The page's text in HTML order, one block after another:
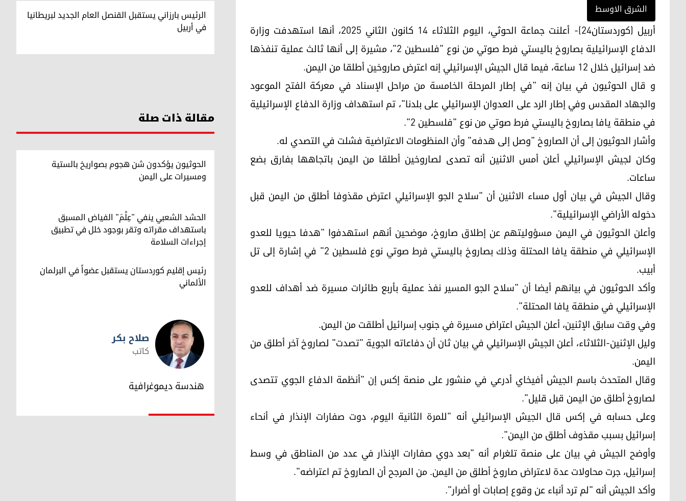
الشرق الاوسط
أربيل (كوردستان24)- أعلنت جماعة الحوثي، اليوم الثلاثاء 14 كانون الثاني 2025، أنها استهدفت وزارة
الدفاع الإسرائيلية بصاروخ باليستي فرط صوتي من نوع "فلسطين 2"، مشيرة إلى أنها ثالث عملية تنفذها
ضد إسرائيل خلال 12 ساعة، فيما قال الجيش الإسرائيلي إنه اعترض صاروخين أطلقا من اليمن.
و قال الحوثيون في بيان إنه "في إطار المرحلة الخامسة من مراحل الإسناد في معركة الفتح الموعود
والجهاد المقدس وفي إطار الرد على العدوان الإسرائيلي على بلدنا"، تم استهداف وزارة الدفاع الإسرائيلية
في منطقة يافا بصاروخ باليستي فرط صوتي من نوع "فلسطين 2".
وأشار الحوثيون إلى أن الصاروخ "وصل إلى هدفه" وأن المنظومات الاعتراضية فشلت في التصدي له.
وكان لجيش الإسرائيلي أعلن أمس الاثنين أنه تصدى لصاروخين أطلقا من اليمن باتجاهها بفارق بضع
ساعات.
وقال الجيش في بيان أول مساء الاثنين أن "سلاح الجو الإسرائيلي اعترض مقذوفا أطلق من اليمن قبل
دخوله الأراضي الإسرائيلية".
وأعلن الحوثيون في اليمن مسؤوليتهم عن إطلاق صاروخ، موضحين أنهم استهدفوا "هدفا حيويا للعدو
الإسرائيلي في منطقة يافا المحتلة وذلك بصاروخ باليستي فرط صوتي نوع فلسطين 2" في إشارة إلى تل
أبيب.
وأكد الحوثيون في بيانهم أيضا أن "سلاح الجو المسير نفذ عملية بأربع طائرات مسيرة ضد أهداف للعدو
الإسرائيلي في منطقة يافا المحتلة".
وفي وقت سابق الإثنين، أعلن الجيش اعتراض مسيرة في جنوب إسرائيل أطلقت من اليمن.
وليل الإثنين-الثلاثاء، أعلن الجيش الإسرائيلي في بيان ثان أن دفاعاته الجوية "تصدت" لصاروخ آخر أطلق من
اليمن.
وقال المتحدث باسم الجيش أفيخاي أدرعي في منشور على منصة إكس إن "أنظمة الدفاع الجوي تتصدى
لصاروخ أطلق من اليمن قبل قليل".
وعلى حسابه في إكس قال الجيش الإسرائيلي أنه "للمرة الثانية اليوم، دوت صفارات الإنذار في أنحاء
إسرائيل بسبب مقذوف أطلق من اليمن".
وأوضح الجيش في بيان على منصة تلغرام أنه "بعد دوي صفارات الإنذار في عدد من المناطق في وسط
إسرائيل، جرت محاولات عدة لاعتراض صاروخ أطلق من اليمن. من المرجح أن الصاروخ تم اعتراضه".
وأكد الجيش أنه "لم ترد أنباء عن وقوع إصابات أو أضرار".
الرئيس بارزاني يستقبل القنصل العام الجديد لبريطانيا
في أربيل
مقالة ذات صلة
الحوثيون يؤكدون شن هجوم بصواريخ بالستية
ومسيرات على اليمن
الحشد الشعبي ينفي "عِلْمَ" الفياض المسبق
باستهداف مقراته وتقر بوجود خلل في تطبيق
إجراءات السلامة
رئيس إقليم كوردستان يستقبل عضواً في البرلمان
الألماني
صلاح بكر
صلاح بكر
كاتب
هندسة ديموغرافية